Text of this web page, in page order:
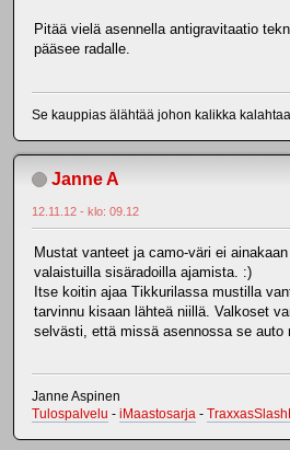
Pitää vielä asennella antigravitaatio
pääsee radalle.
Se kauppias älähtää johon kalikka
Janne A
12.11.12 - klo: 09.12
Mustat vanteet ja camo-väri ei
valaistuilla sisäradoilla ajamista. :)
Itse koitin ajaa Tikkurilassa mustilla
tarvinnu kisaan lähteä niillä. Valkoset
selvästi, että missä asennossa se auto
Janne Aspinen
Tulospalvelu - iMaastosarja -